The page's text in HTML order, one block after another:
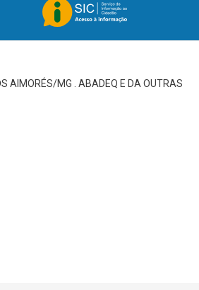
AIMORÉS/MG . ABADEQ E DA OUTRAS